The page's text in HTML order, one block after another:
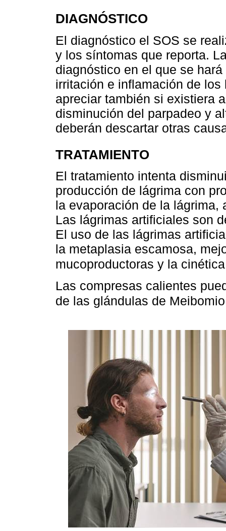
DIAGNÓSTICO
El diagnóstico el SOS se
y los síntomas que reporta.
diagnóstico en el que se
irritación e inflamación de
apreciar también si existiera
disminución del parpadeo y
deberán descartar otras
TRATAMIENTO
El tratamiento intenta
producción de lágrima con
la evaporación de la
Las lágrimas artificiales son
El uso de las lágrimas
la metaplasia escamosa,
mucoproductoras y la
Las compresas calientes
de las glándulas de